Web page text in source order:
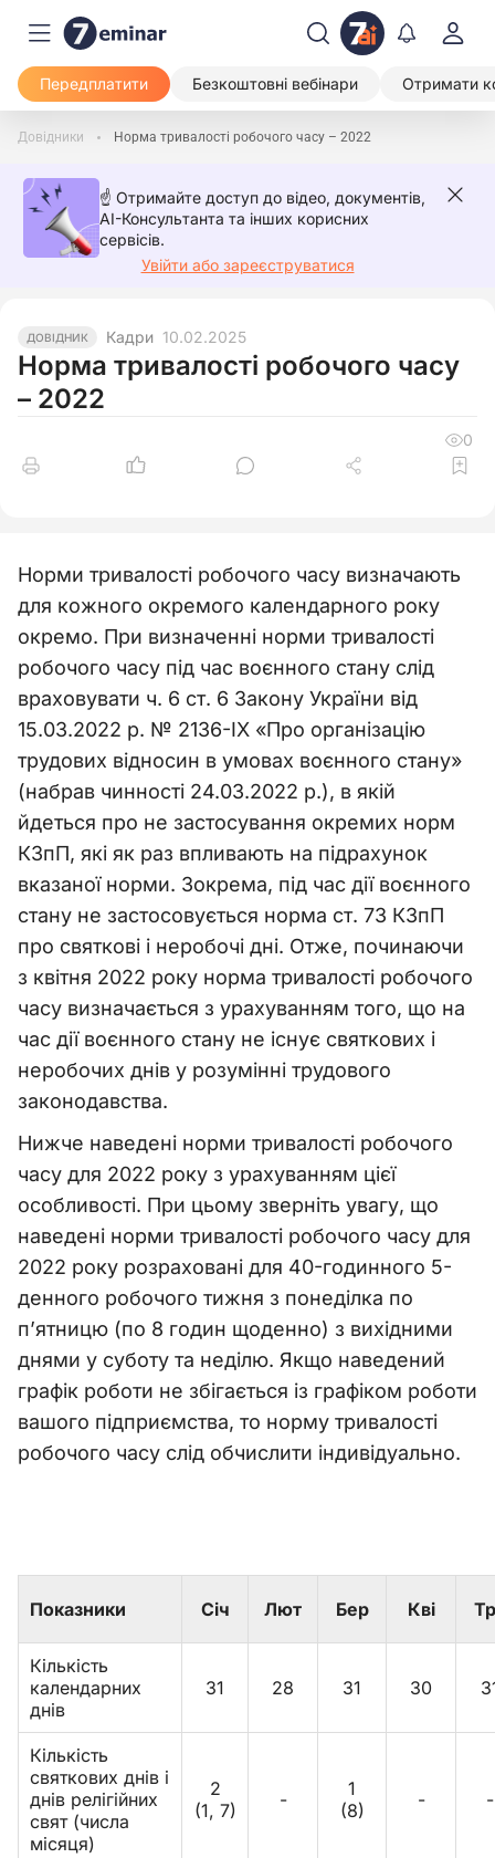
Передплатити Безкоштовні вебінари Отримати
Довідники Норма тривалості робочого часу – 2022
☝️ Отримайте доступ до відео, документів,
AI-Консультанта та інших корисних
сервісів.
Увійти або зареєструватися
ДОВІДНИК Кадри 10.02.2025
Норма тривалості робочого часу
– 2022
0
Норми тривалості робочого часу визначають
для кожного окремого календарного року
окремо. При визначенні норми тривалості
робочого часу під час воєнного стану слід
враховувати ч. 6 ст. 6 Закону України від
15.03.2022 р. № 2136-ІХ «Про організацію
трудових відносин в умовах воєнного стану»
(набрав чинності 24.03.2022 р.), в якій
йдеться про не застосування окремих норм
КЗпП, які як раз впливають на підрахунок
вказаної норми. Зокрема, під час дії воєнного
стану не застосовується норма ст. 73 КЗпП
про святкові і неробочі дні. Отже, починаючи
з квітня 2022 року норма тривалості робочого
часу визначається з урахуванням того, що на
час дії воєнного стану не існує святкових і
неробочих днів у розумінні трудового
законодавства.
Нижче наведені норми тривалості робочого
часу для 2022 року з урахуванням цієї
особливості. При цьому зверніть увагу, що
наведені норми тривалості робочого часу для
2022 року розраховані для 40-годинного 5-
денного робочого тижня з понеділка по
п’ятницю (по 8 годин щоденно) з вихідними
днями у суботу та неділю. Якщо наведений
графік роботи не збігається із графіком роботи
вашого підприємства, то норму тривалості
робочого часу слід обчислити індивідуально.
Показники Січ Лют Бер Кві
Кількість
календарних
днів
31 28 31 30
Кількість
святкових днів і
днів релігійних
свят (числа
місяця)
2
(1, 7)
-
1
(8)
- -